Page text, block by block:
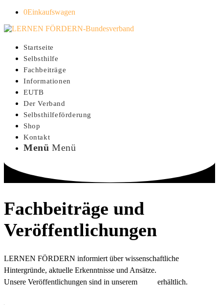
0Einkaufswagen
Startseite
Selbsthilfe
Fachbeiträge
Informationen
EUTB
Der Verband
Selbsthilfeförderung
Shop
Kontakt
Menü Menü
Fachbeiträge und
Veröffentlichungen
LERNEN FÖRDERN informiert über wissenschaftliche
Hintergründe, aktuelle Erkenntnisse und Ansätze.
Unsere Veröffentlichungen sind in unserem
erhältlich.